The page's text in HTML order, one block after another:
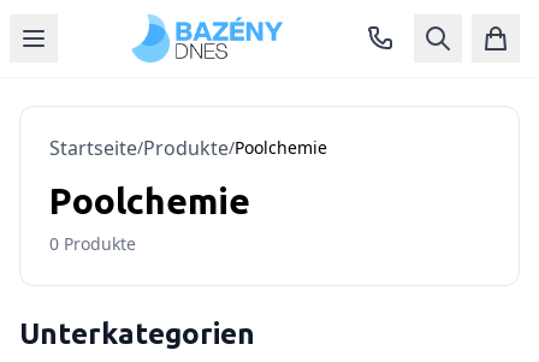
Startseite/Produkte/Poolchemie
Poolchemie
0 Produkte
Unterkategorien